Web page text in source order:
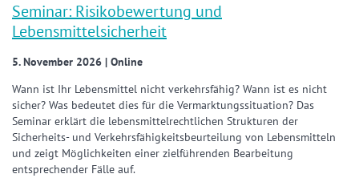
Seminar: Risikobewertung und
Lebensmittelsicherheit
5. November 2026 | Online
Wann ist Ihr Lebensmittel nicht verkehrsfähig? Wann ist es nicht
sicher? Was bedeutet dies für die Vermarktungssituation? Das
Seminar erklärt die lebensmittelrechtlichen Strukturen der
Sicherheits- und Verkehrsfähigkeitsbeurteilung von Lebensmitteln
und zeigt Möglichkeiten einer zielführenden Bearbeitung
entsprechender Fälle auf.